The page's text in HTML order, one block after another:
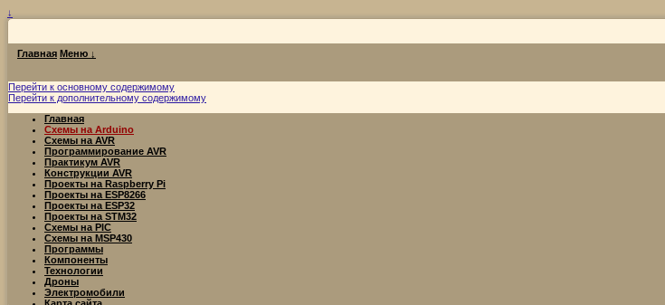
↓
Главная Меню ↓
Перейти к основному содержимому
Перейти к дополнительному содержимому
Главная
Схемы на Arduino
Схемы на AVR
Программирование AVR
Практикум AVR
Конструкции AVR
Проекты на Raspberry Pi
Проекты на ESP8266
Проекты на ESP32
Проекты на STM32
Схемы на PIC
Схемы на MSP430
Программы
Компоненты
Технологии
Дроны
Электромобили